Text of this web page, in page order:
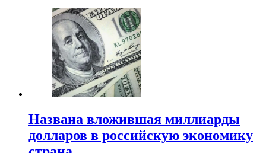
Названа вложившая миллиарды
долларов в российскую экономику